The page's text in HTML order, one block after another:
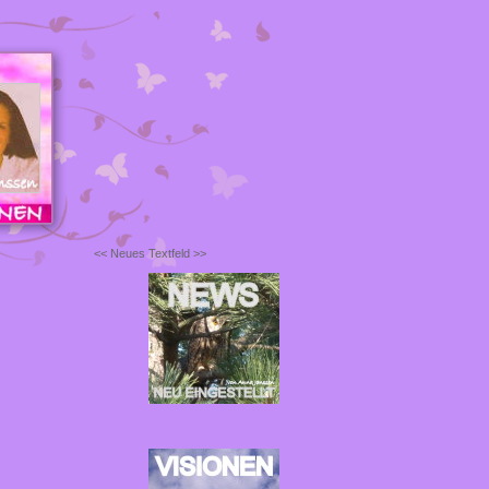
<< Neues Textfeld >>